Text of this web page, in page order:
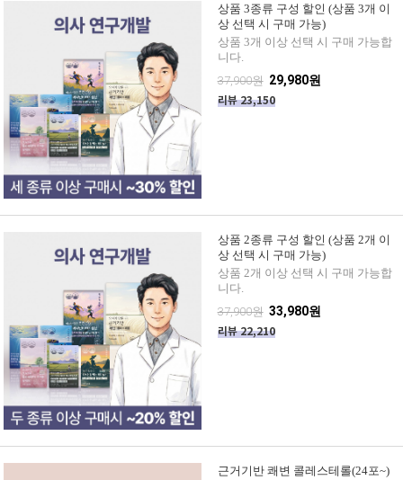
상품 3종류 구성 할인 (상품 3개 이
상 선택 시 구매 가능)
상품 3개 이상 선택 시 구매 가능합
니다.
37,900원 29,980원
리뷰 23,150
상품 2종류 구성 할인 (상품 2개 이
상 선택 시 구매 가능)
상품 2개 이상 선택 시 구매 가능합
니다.
37,900원 33,980원
리뷰 22,210
근거기반 쾌변 콜레스테롤(24포~)